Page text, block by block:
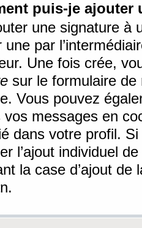
puis-je ajouter
une signature à
une par
Une fois crée,
sur le formulaire de
Vous pouvez
vos messages en
dans votre profil.
l’ajout individuel
la case d’ajout